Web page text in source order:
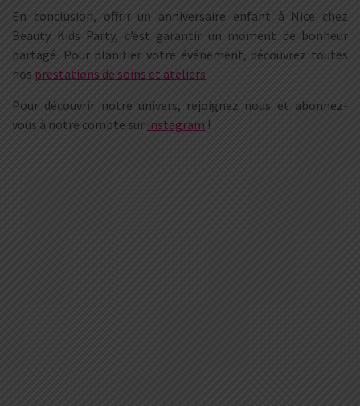
En conclusion, offrir un anniversaire enfant à Nice chez
Beauty Kids Party, c’est garantir un moment de bonheur
partagé. Pour planifier votre événement, découvrez toutes
nos prestations de soins et ateliers
Pour découvrir notre univers, rejoignez nous et abonnez-
vous à notre compte sur instagram !